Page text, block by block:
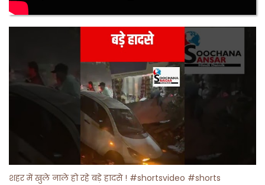
शहर में खुले नाले हो रहे बड़े हादसे ! #shortsvideo #shorts